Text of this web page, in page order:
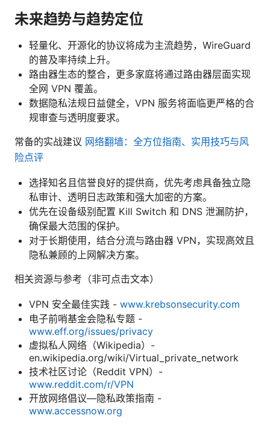
未来趋势与趋势定位
轻量化、开源化的协议将成为主流趋势，WireGuard
的普及率持续上升。
路由器生态的整合，更多家庭将通过路由器层面实现
全网 VPN 覆盖。
数据隐私法规日益健全，VPN 服务将面临更严格的合
规审查与透明度要求。
常备的实战建议 网络翻墙：全方位指南、实用技巧与风
险点评
选择知名且信誉良好的提供商，优先考虑具备独立隐
私审计、透明日志政策和强大加密的方案。
优先在设备级别配置 Kill Switch 和 DNS 泄漏防护，
确保最大范围的保护。
对于长期使用，结合分流与路由器 VPN，实现高效且
隐私兼顾的上网解决方案。
相关资源与参考（非可点击文本）
VPN 安全最佳实践 - www.krebsonsecurity.com
电子前哨基金会隐私专题 -
www.eff.org/issues/privacy
虚拟私人网络（Wikipedia）-
en.wikipedia.org/wiki/Virtual_private_network
技术社区讨论（Reddit VPN）-
www.reddit.com/r/VPN
开放网络倡议—隐私政策指南 -
www.accessnow.org